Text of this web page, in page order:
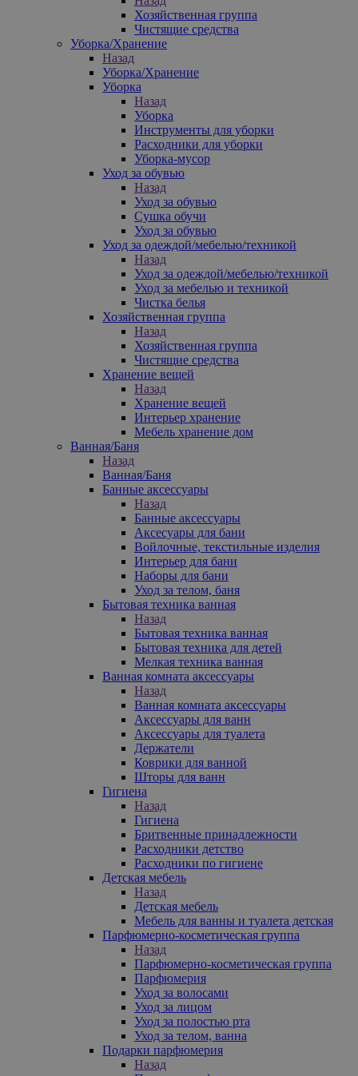
Хозяйственная группа
Чистящие средства
Уборка/Хранение
Назад
Уборка/Хранение
Уборка
Назад
Уборка
Инструменты для уборки
Расходники для уборки
Уборка-мусор
Уход за обувью
Назад
Уход за обувью
Сушка обучи
Уход за обувью
Уход за одеждой/мебелью/техникой
Назад
Уход за одеждой/мебелью/техникой
Уход за мебелью и техникой
Чистка белья
Хозяйственная группа
Назад
Хозяйственная группа
Чистящие средства
Хранение вещей
Назад
Хранение вещей
Интерьер хранение
Мебель хранение дом
Ванная/Баня
Назад
Ванная/Баня
Банные аксессуары
Назад
Банные аксессуары
Аксесуары для бани
Войлочные, текстильные изделия
Интерьер для бани
Наборы для бани
Уход за телом, баня
Бытовая техника ванная
Назад
Бытовая техника ванная
Бытовая техника для детей
Мелкая техника ванная
Ванная комната аксессуары
Назад
Ванная комната аксессуары
Аксессуары для ванн
Аксессуары для туалета
Держатели
Коврики для ванной
Шторы для ванн
Гигиена
Назад
Гигиена
Бритвенные принадлежности
Расходники детство
Расходники по гигиене
Детская мебель
Назад
Детская мебель
Мебель для ванны и туалета детская
Парфюмерно-косметическая группа
Назад
Парфюмерно-косметическая группа
Парфюмерия
Уход за волосами
Уход за лицом
Уход за полостью рта
Уход за телом, ванна
Подарки парфюмерия
Назад